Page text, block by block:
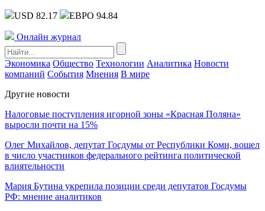
USD 82.17 ЕВРО 94.84
Онлайн журнал
Экономика Общество Технологии Аналитика Новости
компаний События Мнения В мире
Другие новости
Налоговые поступления игорной зоны «Красная Поляна»
выросли почти на 15%
Олег Михайлов, депутат Госдумы от Республики Коми, вошел
в число участников федерального рейтинга политической
влиятельности
Мария Бутина укрепила позиции среди депутатов Госдумы
РФ: мнение аналитиков